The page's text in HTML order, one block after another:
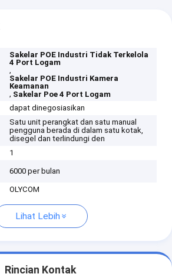
Sakelar POE Industri Tidak Terkelola
4 Port Logam
,
Sakelar POE Industri Kamera
Keamanan
, Sakelar Poe 4 Port Logam
dapat dinegosiasikan
Satu unit perangkat dan satu manual
pengguna berada di dalam satu kotak,
disegel dan terlindungi den
1
6000 per bulan
OLYCOM
Lihat Lebih
Rincian Kontak